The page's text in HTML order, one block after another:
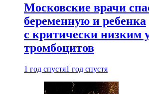
Московские врачи
беременную и ребенка
с критически низким
тромбоцитов
1 год спустя1 год спустя